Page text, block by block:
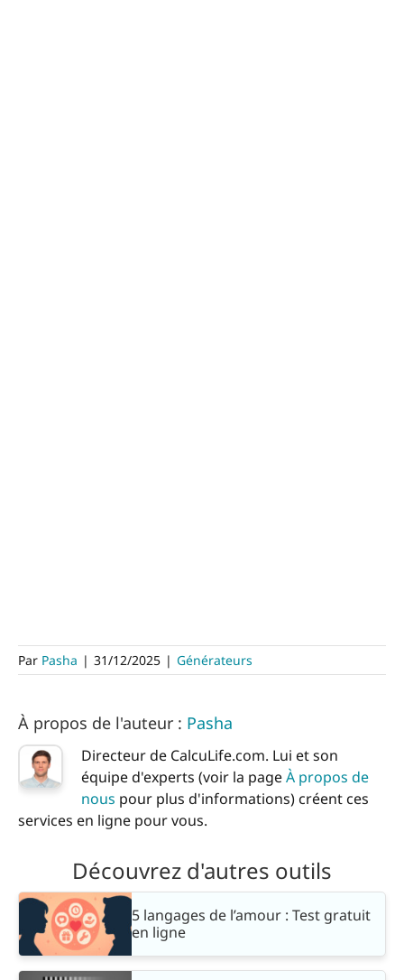
Par Pasha | 31/12/2025 | Générateurs
À propos de l'auteur : Pasha
Directeur de CalcuLife.com. Lui et son
équipe d'experts (voir la pageÀ propos de
nous pour plus d'informations) créent ces
services en ligne pour vous.
Découvrez d'autres outils
5 langages de l’amour : Test gratuit
en ligne